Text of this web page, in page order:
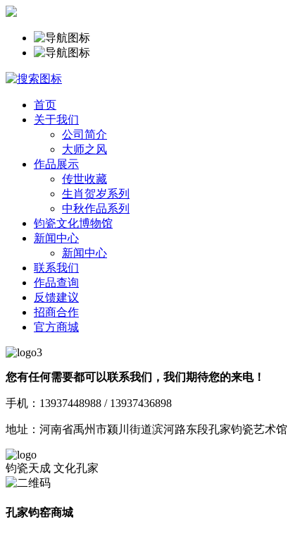
首页
关于我们
公司简介
大师之风
作品展示
传世收藏
生肖贺岁系列
中秋作品系列
钧瓷文化博物馆
新闻中心
新闻中心
联系我们
作品查询
反馈建议
招商合作
官方商城
您有任何需要都可以联系我们，我们期待您的来电！
手机：13937448988 / 13937436898
地址：河南省禹州市颍川街道滨河路东段孔家钧瓷艺术馆
钧瓷天成 文化孔家
孔家钧窑商城